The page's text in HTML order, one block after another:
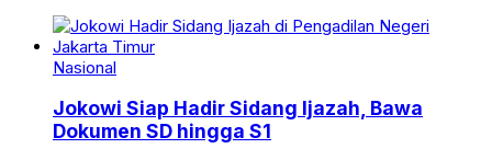
Nasional
Jokowi Siap Hadir Sidang Ijazah, Bawa
Dokumen SD hingga S1